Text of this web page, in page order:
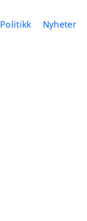
Politikk Nyheter